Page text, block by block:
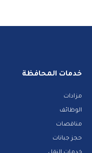
خدمات المحافظة
مزادات
الوظائف
مناقصات
حجز جبانات